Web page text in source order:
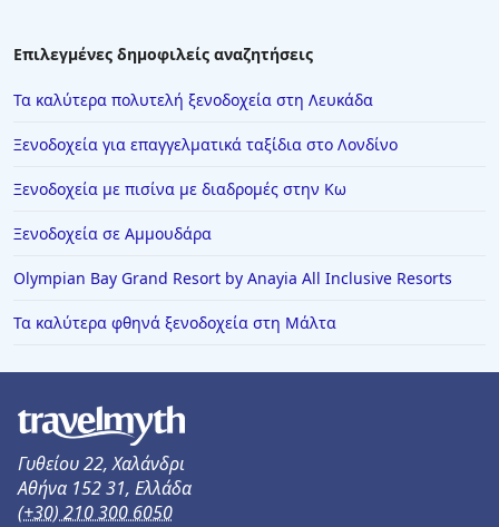
Επιλεγμένες δημοφιλείς αναζητήσεις
Τα καλύτερα πολυτελή ξενοδοχεία στη Λευκάδα
Ξενοδοχεία για επαγγελματικά ταξίδια στο Λονδίνο
Ξενοδοχεία με πισίνα με διαδρομές στην Κω
Ξενοδοχεία σε Αμμουδάρα
Olympian Bay Grand Resort by Anayia All Inclusive Resorts
Τα καλύτερα φθηνά ξενοδοχεία στη Μάλτα
Γυθείου 22, Χαλάνδρι
Αθήνα 152 31, Ελλάδα
(+30) 210 300 6050